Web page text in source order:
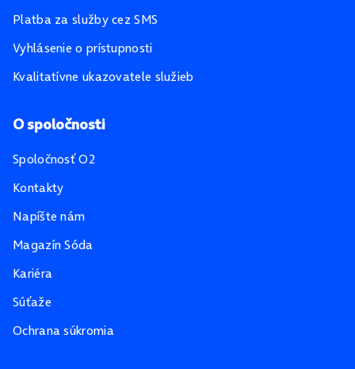
Platba za služby cez SMS
Vyhlásenie o prístupnosti
Kvalitatívne ukazovatele služieb
O spoločnosti
Spoločnosť O2
Kontakty
Napíšte nám
Magazín Sóda
Kariéra
Súťaže
Ochrana súkromia